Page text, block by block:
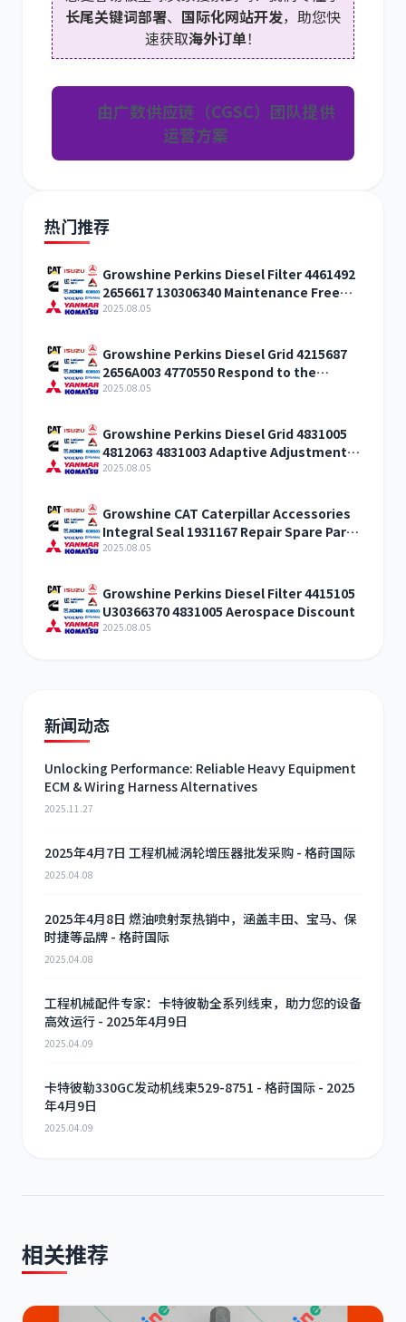
长尾关键词部署、 国际化网站开发，助您快
速获取海外订单！
由广数供应链（CGSC）团队提供
运营方案
热门推荐
Growshine Perkins Diesel Filter 4461492
2656617 130306340 Maintenance Free
Offer
2025.08.05
Growshine Perkins Diesel Grid 4215687
2656A003 4770550 Respond to the
discount
2025.08.05
Growshine Perkins Diesel Grid 4831005
4812063 4831003 Adaptive Adjustment
Discount
2025.08.05
Growshine CAT Caterpillar Accessories
Integral Seal 1931167 Repair Spare Parts
Gansu
2025.08.05
Growshine Perkins Diesel Filter 4415105
U30366370 4831005 Aerospace Discount
2025.08.05
新闻动态
Unlocking Performance: Reliable Heavy Equipment
ECM & Wiring Harness Alternatives
2025.11.27
2025年4月7日 工程机械涡轮增压器批发采购 - 格莳国际
2025.04.08
2025年4月8日 燃油喷射泵热销中，涵盖丰田、宝马、保
时捷等品牌 - 格莳国际
2025.04.08
工程机械配件专家：卡特彼勒全系列线束，助力您的设备
高效运行 - 2025年4月9日
2025.04.09
卡特彼勒330GC发动机线束529-8751 - 格莳国际 - 2025
年4月9日
2025.04.09
相关推荐